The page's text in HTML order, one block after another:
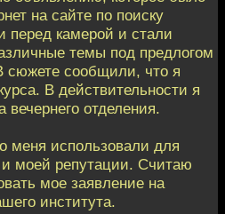
на сайте по поиску
перед камерой и стали
темы под предлогом
сюжете сообщили, что я
В действительности я
вечернего отделения.
меня использовали для
моей репутации. Считаю
мое заявление на
института.